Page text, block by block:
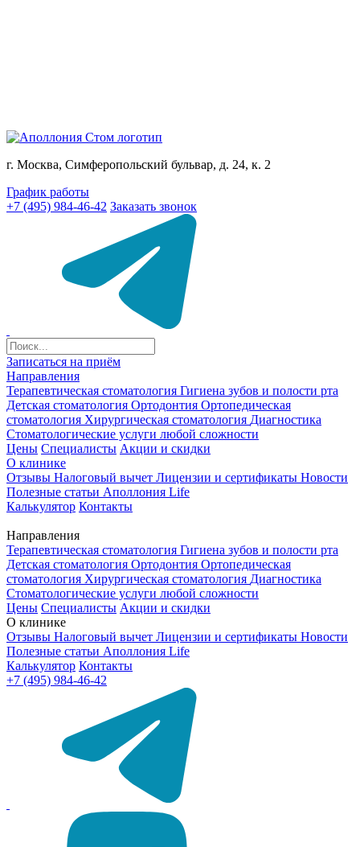
г. Москва, Симферопольский бульвар, д. 24, к. 2
График работы
+7 (495) 984-46-42 Заказать звонок
Записаться на приём
Направления
Терапевтическая стоматология Гигиена зубов и полости рта
Детская стоматология Ортодонтия Ортопедическая
стоматология Хирургическая стоматология Диагностика
Стоматологические услуги любой сложности
Цены Специалисты Акции и скидки
О клинике
Отзывы Налоговый вычет Лицензии и сертификаты Новости
Полезные статьи Аполлония Life
Калькулятор Контакты
Направления
Терапевтическая стоматология Гигиена зубов и полости рта
Детская стоматология Ортодонтия Ортопедическая
стоматология Хирургическая стоматология Диагностика
Стоматологические услуги любой сложности
Цены Специалисты Акции и скидки
О клинике
Отзывы Налоговый вычет Лицензии и сертификаты Новости
Полезные статьи Аполлония Life
Калькулятор Контакты
+7 (495) 984-46-42